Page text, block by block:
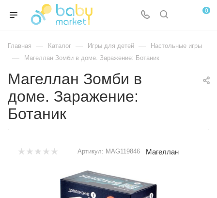
0
Главная — Каталог — Игры для детей — Настольные игры
— Магеллан Зомби в доме. Заражение: Ботаник
Магеллан Зомби в
доме. Заражение:
Ботаник
Артикул: MAG119846 Магеллан